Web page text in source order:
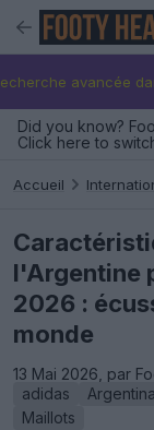
avancée
Did you know?
Click here to
Accueil
l'Argentine
2026 :
monde
13 Mai 2026, par
adidas
Argentina
Maillots